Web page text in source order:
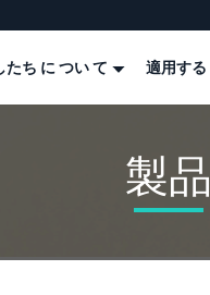
たち に つい て 適用する
製品